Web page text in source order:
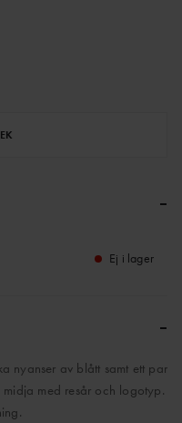
–
Ej i lager
–
nyanser av blått samt ett par
med resår och logotyp.